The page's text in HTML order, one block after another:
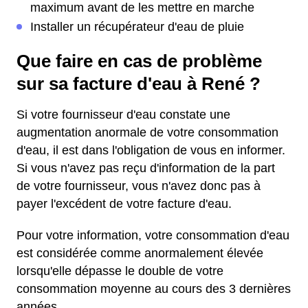
maximum avant de les mettre en marche
Installer un récupérateur d'eau de pluie
Que faire en cas de problème
sur sa facture d'eau à René ?
Si votre fournisseur d'eau constate une
augmentation anormale de votre consommation
d'eau, il est dans l'obligation de vous en informer.
Si vous n'avez pas reçu d'information de la part
de votre fournisseur, vous n'avez donc pas à
payer l'excédent de votre facture d'eau.
Pour votre information, votre consommation d'eau
est considérée comme anormalement élevée
lorsqu'elle dépasse le double de votre
consommation moyenne au cours des 3 dernières